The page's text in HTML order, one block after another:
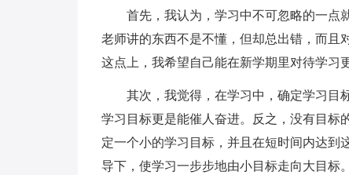
首先，我认为，学习中不可忽略的一点
老师讲的东西不是不懂，但却总出错，而且
这点上，我希望自己能在新学期里对待学习
其次，我觉得，在学习中，确定学习目
学习目标更是能催人奋进。反之，没有目标
定一个小的学习目标，并且在短时间内达到
导下，使学习一步步地由小目标走向大目标